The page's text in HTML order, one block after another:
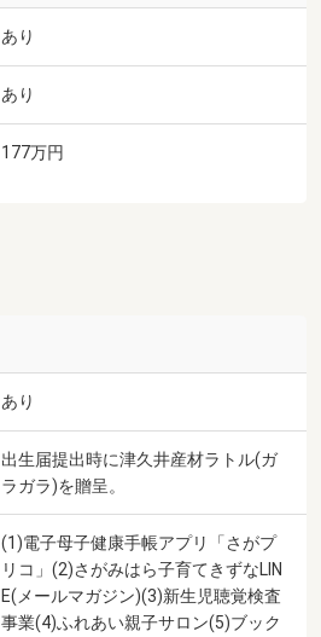
あり
あり
177万円
あり
出生届提出時に津久井産材ラトル(ガ
ラガラ)を贈呈。
(1)電子母子健康手帳アプリ「さがプ
リコ」(2)さがみはら子育てきずなLIN
E(メールマガジン)(3)新生児聴覚検査
事業(4)ふれあい親子サロン(5)ブック